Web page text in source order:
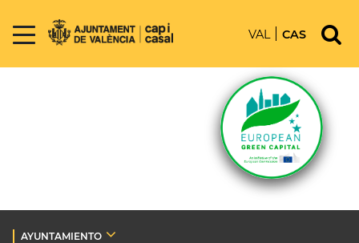
VAL CAS
AYUNTAMIENTO